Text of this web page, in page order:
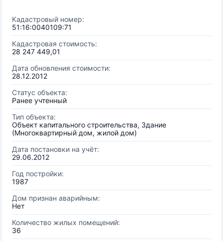
Кадастровый номер:
51:16:0040109:71
Кадастровая стоимость:
28 247 449,01
Дата обновления стоимости:
28.12.2012
Статус объекта:
Ранее учтенный
Тип объекта:
Объект капитального строительства, Здание
(Многоквартирный дом, жилой дом)
Дата постановки на учёт:
29.06.2012
Год постройки:
1987
Дом признан аварийным:
Нет
Количество жилых помещений:
36